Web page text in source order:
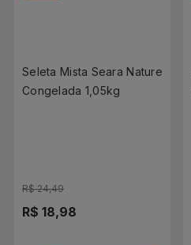
Seleta Mista Seara Nature
Congelada 1,05kg
R$ 24,49
R$ 18,98